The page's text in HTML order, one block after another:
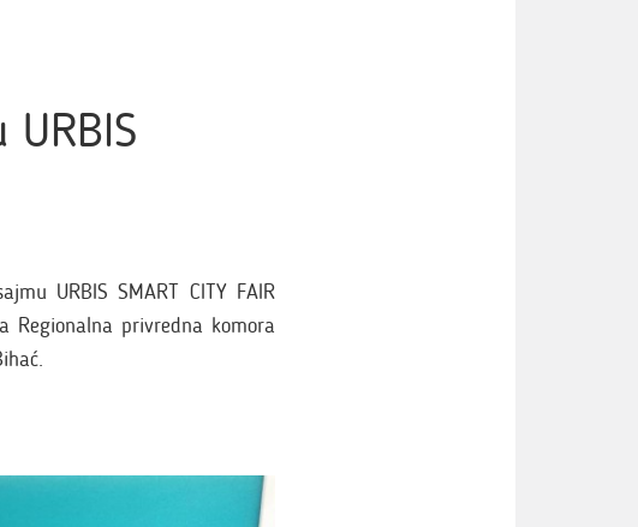
URBIS SMART CITY FAIR
Regionalna privredna komora